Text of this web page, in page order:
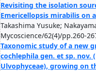
Revisiting the isolation
Emericellopsis mirabilis on
Takashima Yusuke;
Mycoscience/62(4)/pp.260-
Taxonomic study of a new
cochlephila gen. et sp. nov.
Ulvophyceae), growing on